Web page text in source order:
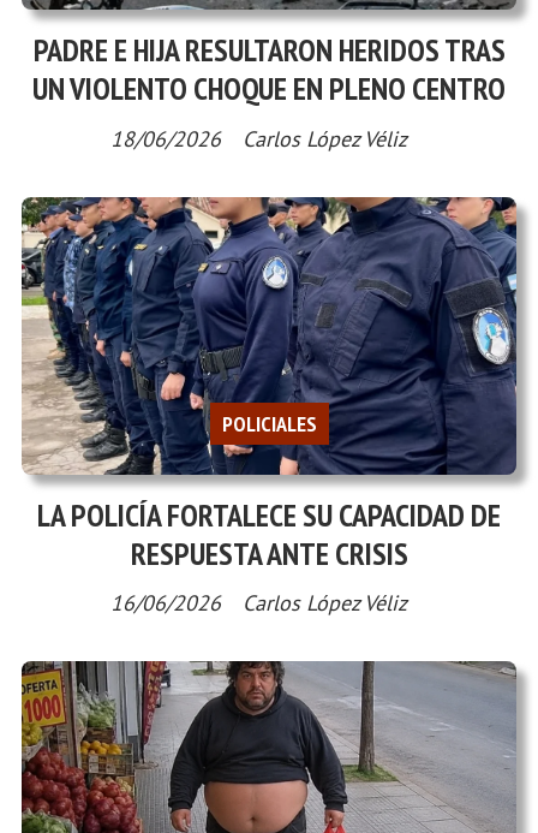
PADRE E HIJA RESULTARON HERIDOS TRAS
UN VIOLENTO CHOQUE EN PLENO CENTRO
Carlos López Véliz
18/06/2026
LA POLICÍA FORTALECE SU CAPACIDAD DE
RESPUESTA ANTE CRISIS
Carlos López Véliz
POLICIALES
16/06/2026